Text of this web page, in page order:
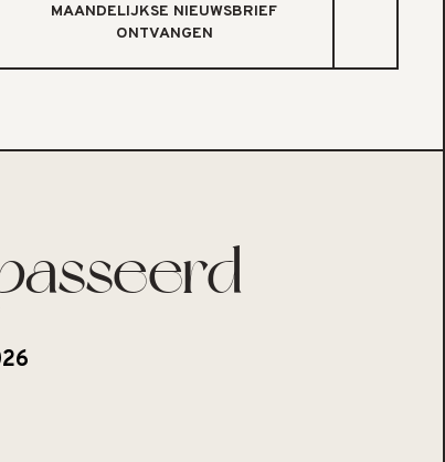
MAANDELIJKSE NIEUWSBRIEF
ONTVANGEN